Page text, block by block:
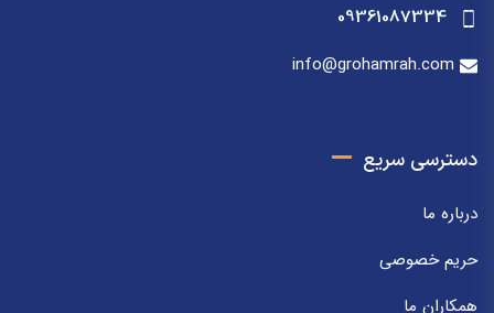
09361087334
info@grohamrah.com
دسترسی سریع
درباره ما
حریم خصوصی
همکاران ما